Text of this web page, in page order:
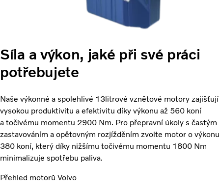
Síla a výkon, jaké při své práci
potřebujete
Naše výkonné a spolehlivé 13litrové vznětové motory zajišťují
vysokou produktivitu a efektivitu díky výkonu až 560 koní
a točivému momentu 2900 Nm. Pro přepravní úkoly s častým
zastavováním a opětovným rozjížděním zvolte motor o výkonu
380 koní, který díky nižšímu točivému momentu 1800 Nm
minimalizuje spotřebu paliva.
Přehled motorů Volvo